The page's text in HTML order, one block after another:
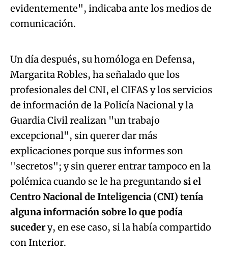
evidentemente", indicaba ante los medios de
comunicación.
Try again
Un día después, su homóloga en Defensa,
Margarita Robles, ha señalado que los
profesionales del CNI, el CIFAS y los servicios
de información de la Policía Nacional y la
Guardia Civil realizan "un trabajo
excepcional", sin querer dar más
explicaciones porque sus informes son
"secretos"; y sin querer entrar tampoco en la
polémica cuando se le ha preguntando si el
Centro Nacional de Inteligencia (CNI) tenía
alguna información sobre lo que podía
sucedery, en ese caso, si la había compartido
con Interior.